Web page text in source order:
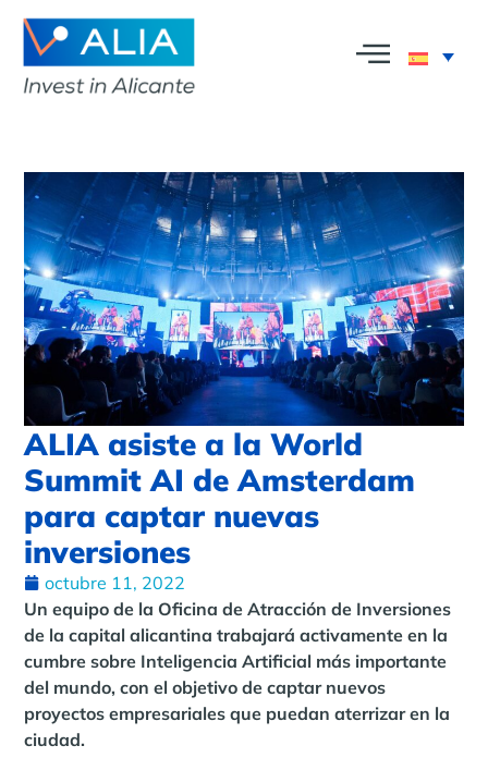
ALIA asiste a la World
Summit AI de Amsterdam
para captar nuevas
inversiones
octubre 11, 2022
Un equipo de la Oficina de Atracción de Inversiones
de la capital alicantina trabajará activamente en la
cumbre sobre Inteligencia Artificial más importante
del mundo, con el objetivo de captar nuevos
proyectos empresariales que puedan aterrizar en la
ciudad.